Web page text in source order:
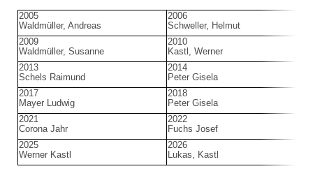
2005
Waldmüller, Andreas
2006
Schweller, Helmut
2009
Waldmüller, Susanne
2010
Kastl, Werner
2013
Schels Raimund
2014
Peter Gisela
2017
Mayer Ludwig
2018
Peter Gisela
2021
Corona Jahr
2022
Fuchs Josef
2025
Werner Kastl
2026
Lukas, Kastl